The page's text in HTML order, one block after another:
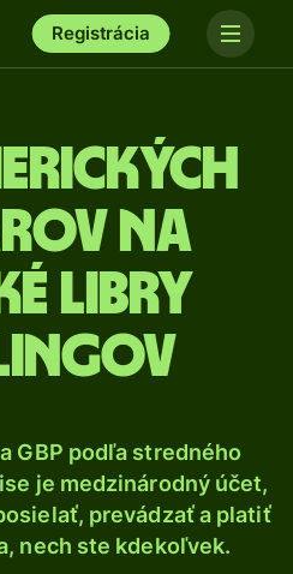
Registrácia
na
libry
GBP podľa stredného
je medzinárodný účet,
prevádzať a platiť
nech ste kdekoľvek.